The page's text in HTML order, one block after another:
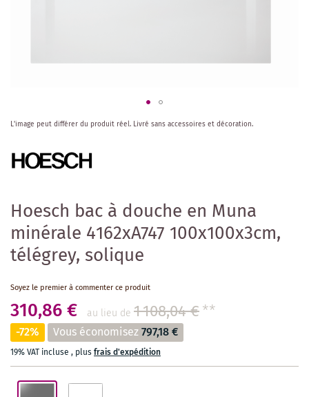
Hoesch bac à douche en Muna
minérale 4162xA747 100x100x3cm,
télégrey, solique
Soyez le premier à commenter ce produit
310,86 € au lieu de 1 108,04 €**
-72% Vous économisez797,18 €
19% VAT incluse , plusfrais d'expédition
Skip
beginning
images
gallery
L'image peut différer du produit réel. Livré sans accessoires et décoration.